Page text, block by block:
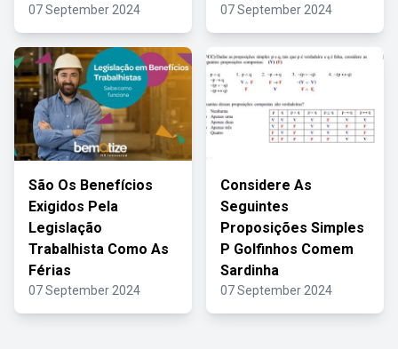
07 September 2024 07 September 2024
São Os Benefícios
Exigidos Pela
Legislação
Trabalhista Como As
Férias
07 September 2024
Considere As
Seguintes
Proposições Simples
P Golfinhos Comem
Sardinha
07 September 2024